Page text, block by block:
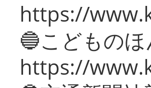
https://
🔵こどものほ
https://